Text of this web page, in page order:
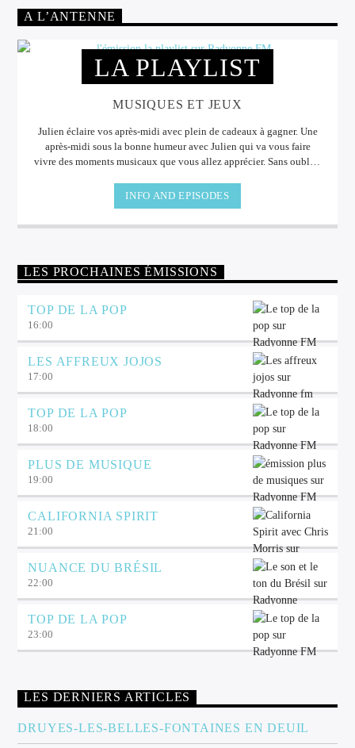
A L’ANTENNE
LA PLAYLIST
MUSIQUES ET JEUX
Julien éclaire vos après-midi avec plein de cadeaux à gagner. Une
après-midi sous la bonne humeur avec Julien qui va vous faire
vivre des moments musicaux que vous allez apprécier. Sans oublier
INFO AND EPISODES
LES PROCHAINES ÉMISSIONS
TOP DE LA POP
16:00
LES AFFREUX JOJOS
17:00
TOP DE LA POP
18:00
PLUS DE MUSIQUE
19:00
CALIFORNIA SPIRIT
21:00
NUANCE DU BRÉSIL
22:00
TOP DE LA POP
23:00
LES DERNIERS ARTICLES
DRUYES-LES-BELLES-FONTAINES EN DEUIL